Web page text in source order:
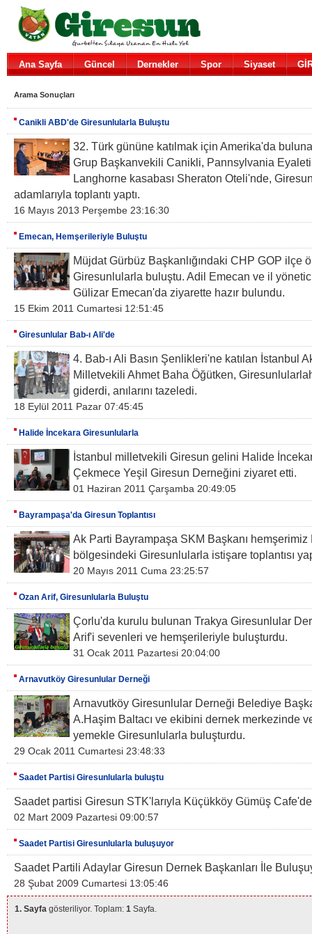
Ana Sayfa Güncel Dernekler Spor Siyaset
Arama Sonuçları
Canikli ABD'de Giresunlularla Buluştu
32. Türk gününe katılmak için Amerika'da
Grup Başkanvekili Canikli, Pannsylvania
Langhorne kasabası Sheraton Oteli'nde,
adamlarıyla toplantı yaptı.
16 Mayıs 2013 Perşembe 23:16:30
Emecan, Hemşerileriyle Buluştu
Müjdat Gürbüz Başkanlığındaki CHP GOP ilçe
Giresunlularla buluştu. Adil Emecan ve il
Gülizar Emecan'da ziyarette hazır bulundu.
15 Ekim 2011 Cumartesi 12:51:45
Giresunlular Bab-ı Ali'de
4. Bab-ı Ali Basın Şenlikleri'ne katılan İstanbul
Milletvekili Ahmet Baha Öğütken,
giderdi, anılarını tazeledi.
18 Eylül 2011 Pazar 07:45:45
Halide İncekara Giresunlularla
İstanbul milletvekili Giresun gelini Halide
Çekmece Yeşil Giresun Derneğini ziyaret etti.
01 Haziran 2011 Çarşamba 20:49:05
Bayrampaşa'da Giresun Toplantısı
Ak Parti Bayrampaşa SKM Başkanı hemşerimiz
bölgesindeki Giresunlularla istişare toplantısı
20 Mayıs 2011 Cuma 23:25:57
Ozan Arif, Giresunlularla Buluştu
Çorlu'da kurulu bulunan Trakya Giresunlular
Arif'i sevenleri ve hemşerileriyle buluşturdu.
31 Ocak 2011 Pazartesi 20:04:00
Arnavutköy Giresunlular Derneği
Arnavutköy Giresunlular Derneği Belediye
A.Haşim Baltacı ve ekibini dernek merkezinde
yemekle Giresunlularla buluşturdu.
29 Ocak 2011 Cumartesi 23:48:33
Saadet Partisi Giresunlularla buluştu
Saadet partisi Giresun STK'larıyla Küçükköy Gümüş
02 Mart 2009 Pazartesi 09:00:57
Saadet Partisi Giresunlularla buluşuyor
Saadet Partili Adaylar Giresun Dernek Başkanları İle
28 Şubat 2009 Cumartesi 13:05:46
1. Sayfa gösteriliyor. Toplam: 1 Sayfa.